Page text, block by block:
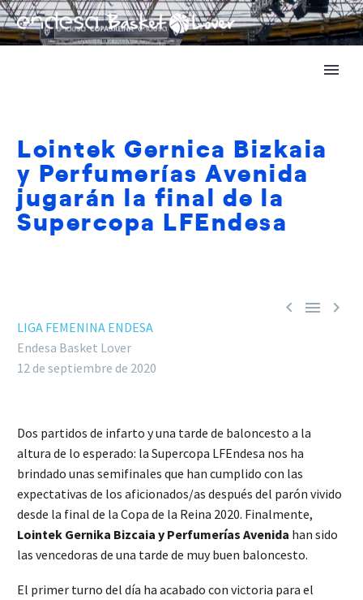
Lointek Gernica Bizkaia
y Perfumerías Avenida
jugarán la final de la
Supercopa LFEndesa
  
LIGA FEMENINA ENDESA
Endesa Basket Lover
12 de septiembre de 2020
Dos partidos de infarto y una tarde de baloncesto a la
altura de lo esperado: la Supercopa LFEndesa nos ha
brindado unas semifinales que han cumplido con las
expectativas de los aficionados/as después del parón vivido
desde la final de la Copa de la Reina 2020. Finalmente,
Lointek Gernika Bizcaia y Perfumerías Avenida han sido
las vencedoras de una tarde de muy buen baloncesto.
El primer turno del día ha acabado con victoria para el